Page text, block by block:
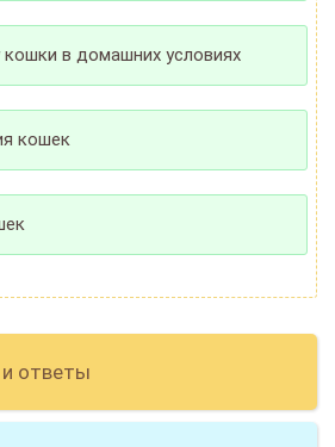
кошки в домашних условиях
кошек
ответы